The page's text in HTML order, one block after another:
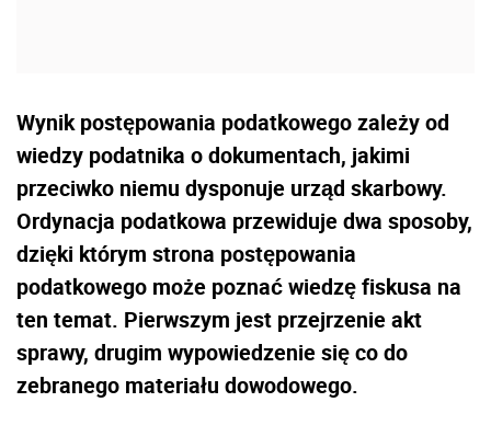
Wynik postępowania podatkowego zależy od
wiedzy podatnika o dokumentach, jakimi
przeciwko niemu dysponuje urząd skarbowy.
Ordynacja podatkowa przewiduje dwa sposoby,
dzięki którym strona postępowania
podatkowego może poznać wiedzę fiskusa na
ten temat. Pierwszym jest przejrzenie akt
sprawy, drugim wypowiedzenie się co do
zebranego materiału dowodowego.